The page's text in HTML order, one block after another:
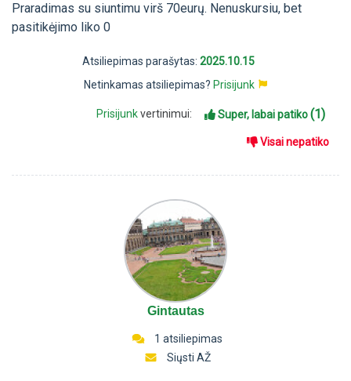
Praradimas su siuntimu virš 70eurų. Nenuskursiu, bet
pasitikėjimo liko 0
Atsiliepimas parašytas: 2025.10.15
Netinkamas atsiliepimas? Prisijunk
Prisijunkvertinimui: Super, labai patiko(1)
Visai nepatiko
Gintautas
1 atsiliepimas
Siųsti AŽ